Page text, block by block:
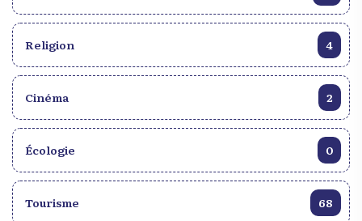
Religion 4
Cinéma 2
Écologie 0
Tourisme 68